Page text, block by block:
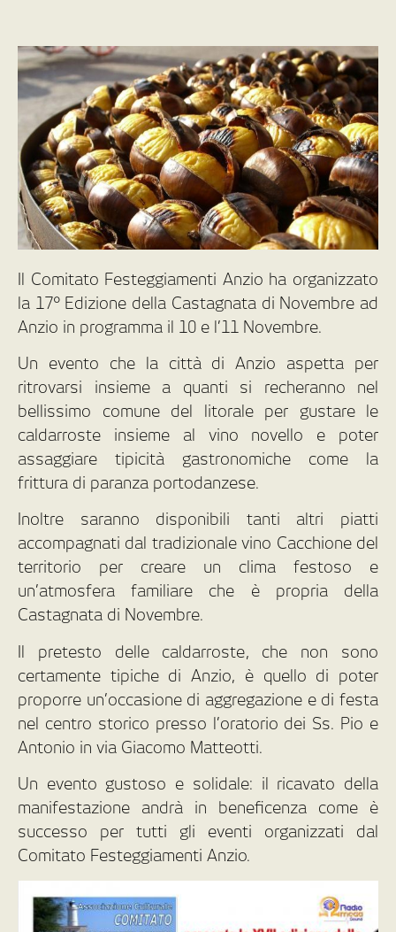
Il Comitato Festeggiamenti Anzio ha organizzato
la 17° Edizione della Castagnata di Novembre ad
Anzio in programma il 10 e l’11 Novembre.
Un evento che la città di Anzio aspetta per
ritrovarsi insieme a quanti si recheranno nel
bellissimo comune del litorale per gustare le
caldarroste insieme al vino novello e poter
assaggiare tipicità gastronomiche come la
frittura di paranza portodanzese.
Inoltre saranno disponibili tanti altri piatti
accompagnati dal tradizionale vino Cacchione del
territorio per creare un clima festoso e
un’atmosfera familiare che è propria della
Castagnata di Novembre.
Il pretesto delle caldarroste, che non sono
certamente tipiche di Anzio, è quello di poter
proporre un’occasione di aggregazione e di festa
nel centro storico presso l’oratorio dei Ss. Pio e
Antonio in via Giacomo Matteotti.
Un evento gustoso e solidale: il ricavato della
manifestazione andrà in beneficenza come è
successo per tutti gli eventi organizzati dal
Comitato Festeggiamenti Anzio.